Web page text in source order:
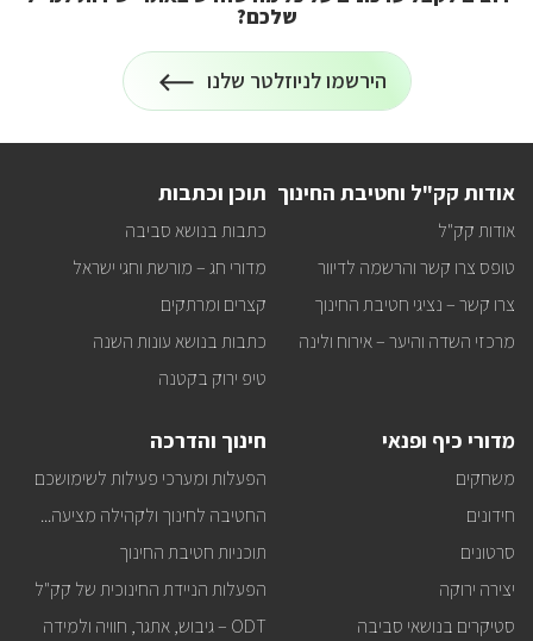
הרשמה
לניוזלטר
שלכם?
הירשמו לניוזלטר שלנו
על
רוצים
כל
באתר
ישירות
למייל
אודות קק"ל וחטיבת החינוך
אודות קק"ל
טופס צרו קשר והרשמה לדיוור
צרו קשר – נציגי חטיבת החינוך
מרכזי השדה והיער – אירוח ולינה
תוכן וכתבות
כתבות בנושא סביבה
מדורי חג – מורשת וחגי ישראל
קצרים ומרתקים
כתבות בנושא עונות השנה
טיפ ירוק בקטנה
מדורי כיף ופנאי
משחקים
חידונים
סרטונים
יצירה ירוקה
סטיקרים בנושאי סביבה
חינוך והדרכה
הפעלות ומערכי פעילות לשימושכם
החטיבה לחינוך ולקהילה מציעה...
תוכניות חטיבת החינוך
הפעלות הניידת החינוכית של קק"ל
ODT – גיבוש, אתגר, חוויה ולמידה